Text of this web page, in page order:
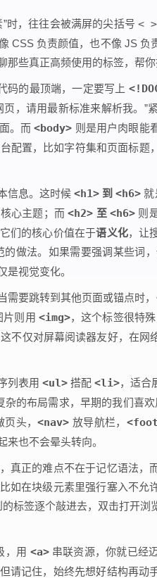
时，往往会被满屏的尖括号< >
CSS 负责颜值，也不像 JS 负
些真正高频使用的标签，帮你
码的最顶端，一定要写上
，请用最新标准来解析我。”
。而<body> 则是用户肉眼能
配置，比如字符集和页面标题
信息。这时候<h1> 到<h6> 就
心主题；而<h2> 至<h6> 则
们的核心价值在于语义化，让
做法。如果需要强调某些词，
视觉变化。
要跳转到其他页面或锚点时，
片则用 <img>，这个标签很特
不仅对屏幕阅读器友好，在网
列表用 <ul>搭配 <li>，适合
杂的布局需求，早期的我们喜
页头，<nav> 放导航栏，
也不会晕头转向。
真正的难点不在于记忆语法，
如在块级元素里强行塞入不允
标签逐个敲进去，双击打开浏
，用 <a>串联资源，你就已经
请记住，始终先想好结构再动